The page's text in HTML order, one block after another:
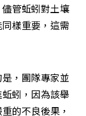
管蚯蚓對土壤
樣重要，這需
，團隊專家並
蚓，因為該舉
的不良後果，